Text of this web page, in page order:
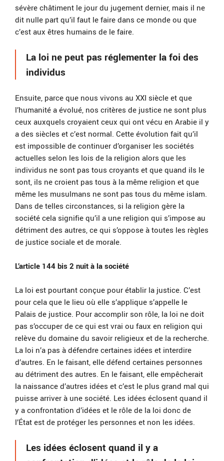
sévère châtiment le jour du jugement dernier, mais il ne
dit nulle part qu’il faut le faire dans ce monde ou que
c’est aux êtres humains de le faire.
La loi ne peut pas réglementer la foi des
individus
Ensuite, parce que nous vivons au XXI siècle et que
l’humanité a évolué, nos critères de justice ne sont plus
ceux auxquels croyaient ceux qui ont vécu en Arabie il y
a des siècles et c’est normal. Cette évolution fait qu’il
est impossible de continuer d’organiser les sociétés
actuelles selon les lois de la religion alors que les
individus ne sont pas tous croyants et que quand ils le
sont, ils ne croient pas tous à la même religion et que
même les musulmans ne sont pas tous du même islam.
Dans de telles circonstances, si la religion gère la
société cela signifie qu’il a une religion qui s’impose au
détriment des autres, ce qui s’oppose à toutes les règles
de justice sociale et de morale.
L’article 144 bis 2 nuit à la société
La loi est pourtant conçue pour établir la justice. C’est
pour cela que le lieu où elle s’applique s’appelle le
Palais de justice. Pour accomplir son rôle, la loi ne doit
pas s’occuper de ce qui est vrai ou faux en religion qui
relève du domaine du savoir religieux et de la recherche.
La loi n’a pas à défendre certaines idées et interdire
d’autres. En le faisant, elle défend certaines personnes
au détriment des autres. En le faisant, elle empêcherait
la naissance d’autres idées et c’est le plus grand mal qui
puisse arriver à une société. Les idées éclosent quand il
y a confrontation d’idées et le rôle de la loi donc de
l’État est de protéger les personnes et non les idées.
Les idées éclosent quand il y a